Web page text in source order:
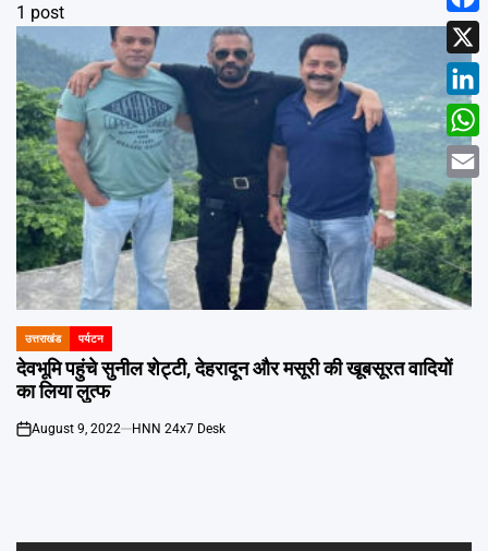
1 post
POSTED
IN
उत्तराखंड पर्यटन
देवभूमि पहुंचे सुनील शेट्टी, देहरादून और मसूरी की खूबसूरत वादियों
का लिया लुत्फ
on
August 9, 2022 HNN 24x7 Desk
X